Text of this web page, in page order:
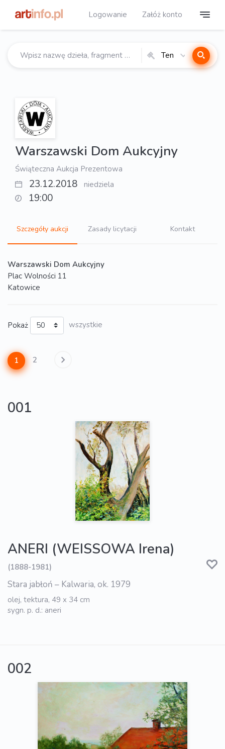
Logowanie Załóż konto
Ten
Warszawski Dom Aukcyjny
Świąteczna Aukcja Prezentowa
23.12.2018 niedziela
19:00
Szczegóły aukcji Zasady licytacji Kontakt
Warszawski Dom Aukcyjny
Plac Wolności 11
Katowice
Pokaż wszystkie
1 2
001
ANERI (WEISSOWA Irena)
(1888-1981)
Stara jabłoń – Kalwaria, ok. 1979
olej, tektura, 49 x 34 cm
sygn. p. d.: aneri
002